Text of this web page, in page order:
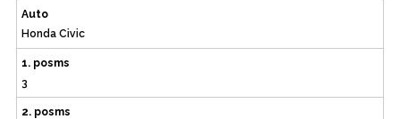
Auto
Honda Civic
1. posms
3
2. posms